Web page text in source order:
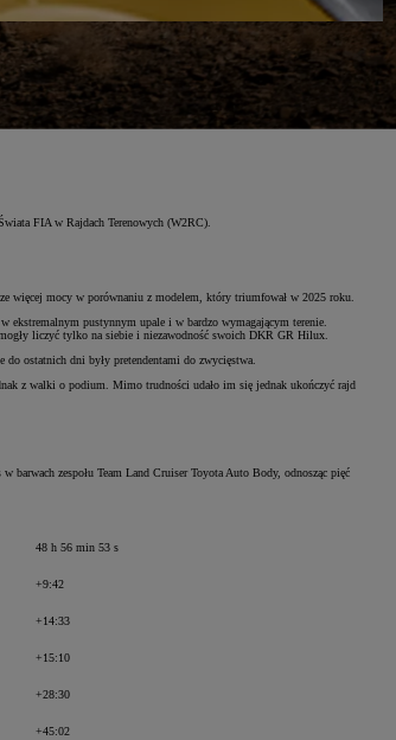
FIA w Rajdach Terenowych (W2RC).
więcej mocy w porównaniu z modelem, który triumfował w 2025 roku.
ekstremalnym pustynnym upale i w bardzo wymagającym terenie.
liczyć tylko na siebie i niezawodność swoich DKR GR Hilux.
ostatnich dni były pretendentami do zwycięstwa.
z walki o podium. Mimo trudności udało im się jednak ukończyć rajd
zespołu Team Land Cruiser Toyota Auto Body, odnosząc pięć
48 h 56 min 53 s
+9:42
+14:33
+15:10
+28:30
+45:02